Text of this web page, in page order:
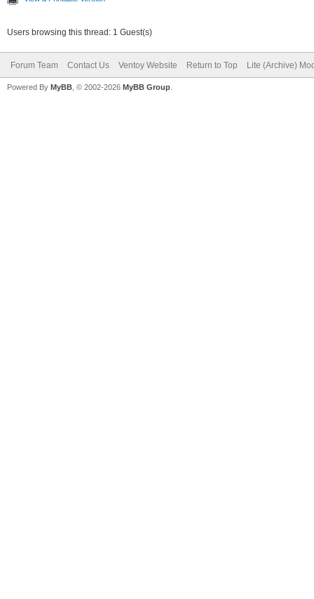
Users browsing this thread: 1 Guest(s)
Forum Team Contact Us Ventoy Website Return to Top Lite (Archive)
Powered By MyBB , © 2002-2026 MyBB Group